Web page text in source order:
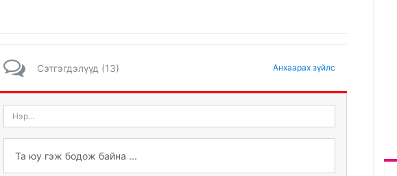
Сэтгэгдэлүүд (13) Анхаарах зүйлс